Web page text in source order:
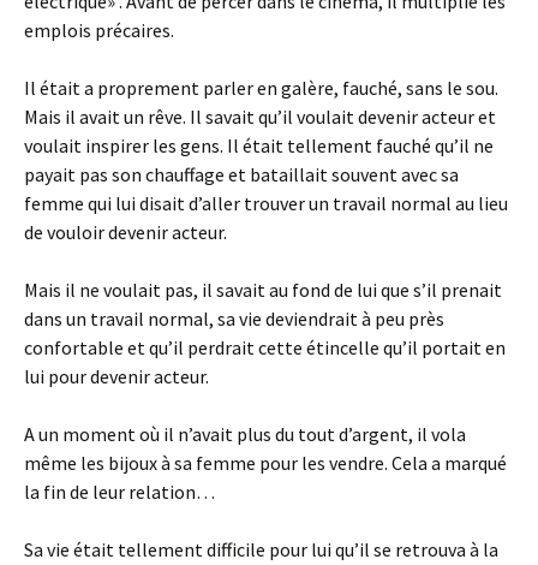
emplois précaires.
Il était a proprement parler en galère, fauché, sans le sou.
Mais il avait un rêve. Il savait qu’il voulait devenir acteur et
voulait inspirer les gens. Il était tellement fauché qu’il ne
payait pas son chauffage et bataillait souvent avec sa
femme qui lui disait d’aller trouver un travail normal au lieu
de vouloir devenir acteur.
Mais il ne voulait pas, il savait au fond de lui que s’il prenait
dans un travail normal, sa vie deviendrait à peu près
confortable et qu’il perdrait cette étincelle qu’il portait en
lui pour devenir acteur.
A un moment où il n’avait plus du tout d’argent, il vola
même les bijoux à sa femme pour les vendre. Cela a marqué
la fin de leur relation…
Sa vie était tellement difficile pour lui qu’il se retrouva à la